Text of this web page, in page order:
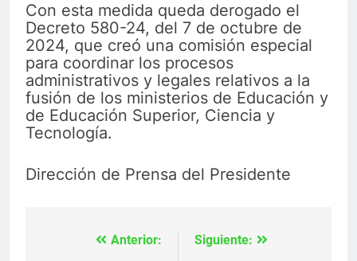
Con esta medida queda derogado el
Decreto 580-24, del 7 de octubre de
2024, que creó una comisión especial
para coordinar los procesos
administrativos y legales relativos a la
fusión de los ministerios de Educación y
de Educación Superior, Ciencia y
Tecnología.
Dirección de Prensa del Presidente
Navegación
Anterior:
Siguiente: